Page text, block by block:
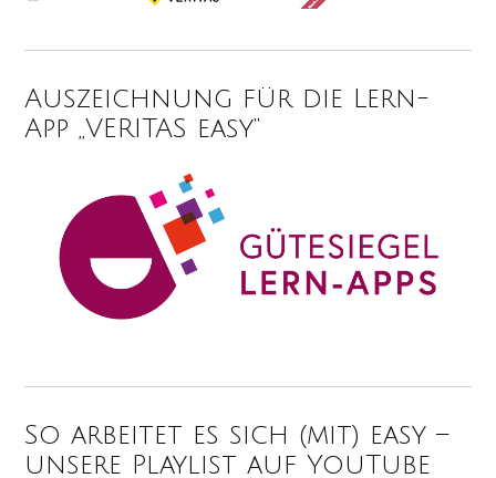
Auszeichnung für die Lern-
App „VERITAS easy“
So arbeitet es sich (mit) easy –
unsere Playlist auf YouTube